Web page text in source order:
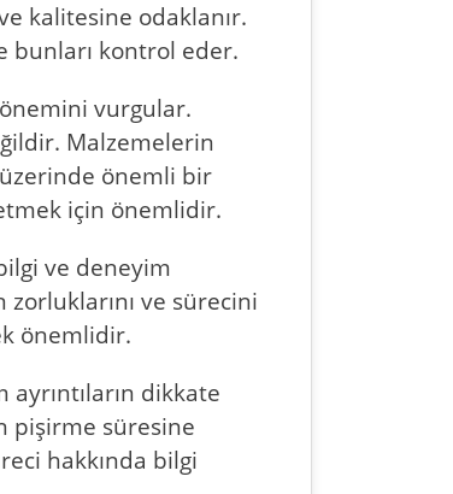
kalitesine odaklanır.
bunları kontrol eder.
vurgular.
Malzemelerin
önemli bir
için önemlidir.
ve deneyim
ve sürecini
önemlidir.
dikkate
pişirme süresine
hakkında bilgi